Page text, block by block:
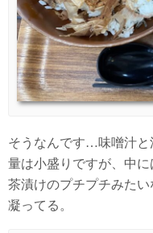
そうなんです…味噌汁と
量は小盛りですが、中
茶漬けのプチプチみた
凝ってる。